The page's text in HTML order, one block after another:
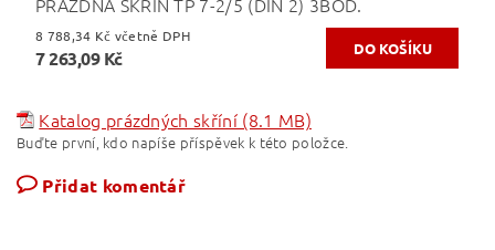
8 788,34 Kč včetně DPH
7 263,09 Kč
Katalog prázdných skříní (8.1 MB)
Buďte první, kdo napíše příspěvek k této položce.
Přidat komentář